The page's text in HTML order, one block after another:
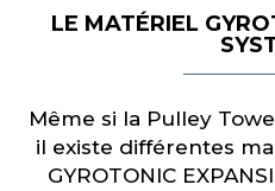
LE MATÉRIEL
Même si la Pulley
il existe différentes
GYROTONIC